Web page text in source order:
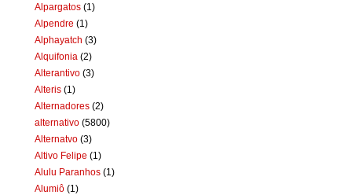
Alpargatos (1)
Alpendre (1)
Alphayatch (3)
Alquifonia (2)
Alterantivo (3)
Alteris (1)
Alternadores (2)
alternativo (5800)
Alternatvo (3)
Altivo Felipe (1)
Alulu Paranhos (1)
Alumiô (1)